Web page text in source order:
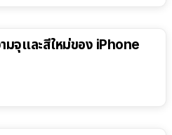
มจุและสีใหม่ของ iPhone